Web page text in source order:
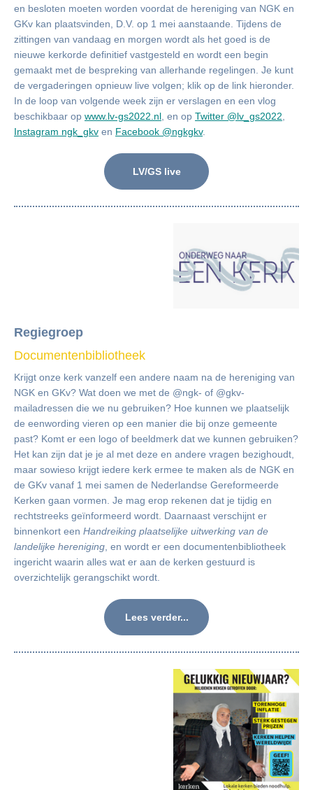
en besloten moeten worden voordat de hereniging van NGK en
GKv kan plaatsvinden, D.V. op 1 mei aanstaande. Tijdens de
zittingen van vandaag en morgen wordt als het goed is de
nieuwe kerkorde definitief vastgesteld en wordt een begin
gemaakt met de bespreking van allerhande regelingen. Je kunt
de vergaderingen opnieuw live volgen; klik op de link hieronder.
In de loop van volgende week zijn er verslagen en een vlog
beschikbaar op www.lv-gs2022.nl , en op Twitter @lv_gs2022
Instagram ngk_gkv en Facebook @ngkgkv.
LV/GS live
Regiegroep
Documentenbibliotheek
Krijgt onze kerk vanzelf een andere naam na de hereniging van
NGK en GKv? Wat doen we met de @ngk- of @gkv-
mailadressen die we nu gebruiken? Hoe kunnen we plaatselijk
de eenwording vieren op een manier die bij onze gemeente
past? Komt er een logo of beeldmerk dat we kunnen gebruiken?
Het kan zijn dat je je al met deze en andere vragen bezighoudt,
maar sowieso krijgt iedere kerk ermee te maken als de NGK en
de GKv vanaf 1 mei samen de Nederlandse Gereformeerde
Kerken gaan vormen. Je mag erop rekenen dat je tijdig en
rechtstreeks geïnformeerd wordt. Daarnaast verschijnt er
binnenkort een Handreiking plaatselijke uitwerking van de
landelijke hereniging , en wordt er een documentenbibliotheek
ingericht waarin alles wat er aan de kerken gestuurd is
overzichtelijk gerangschikt wordt.
Lees verder...